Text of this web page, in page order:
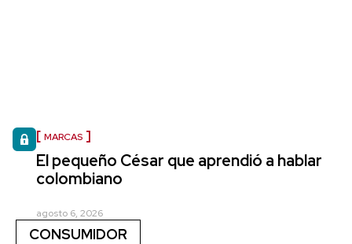
MARCAS
El pequeño César que aprendió a hablar
colombiano
agosto 6, 2026
CONSUMIDOR